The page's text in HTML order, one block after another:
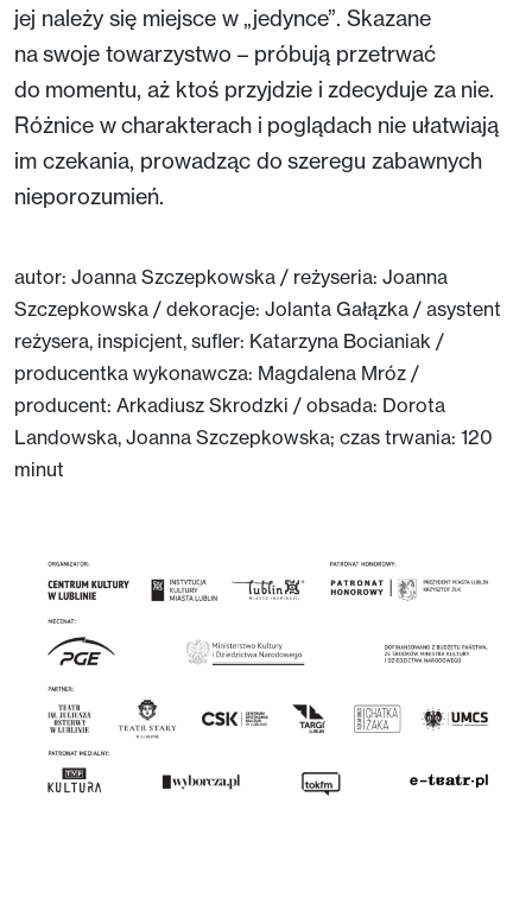
jej należy się miejsce w „jedynce”. Skazane
na swoje towarzystwo – próbują przetrwać
do momentu, aż ktoś przyjdzie i zdecyduje za nie.
Różnice w charakterach i poglądach nie ułatwiają
im czekania, prowadząc do szeregu zabawnych
nieporozumień.
autor: Joanna Szczepkowska / reżyseria: Joanna
Szczepkowska / dekoracje: Jolanta Gałązka / asystent
reżysera, inspicjent, sufler: Katarzyna Bocianiak /
producentka wykonawcza: Magdalena Mróz /
producent: Arkadiusz Skrodzki / obsada: Dorota
Landowska, Joanna Szczepkowska; czas trwania: 120
minut